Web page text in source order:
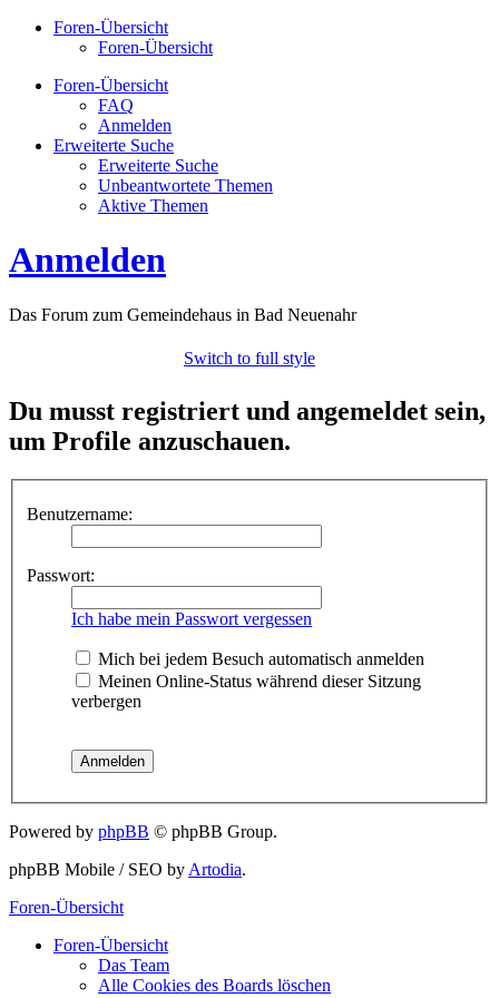
Foren-Übersicht
Foren-Übersicht
Foren-Übersicht
FAQ
Anmelden
Erweiterte Suche
Erweiterte Suche
Unbeantwortete Themen
Aktive Themen
Anmelden
Das Forum zum Gemeindehaus in Bad Neuenahr
Switch to full style
Du musst registriert und angemeldet sein,
um Profile anzuschauen.
Benutzername:
Passwort:
Ich habe mein Passwort vergessen
Mich bei jedem Besuch automatisch anmelden
Meinen Online-Status während dieser Sitzung
verbergen
Powered by phpBB © phpBB Group.
phpBB Mobile / SEO by Artodia.
Foren-Übersicht
Foren-Übersicht
Das Team
Alle Cookies des Boards löschen